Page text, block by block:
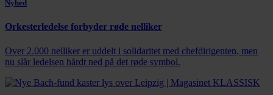
Nyhed
Orkesterledelse forbyder røde nelliker
Over 2.000 nelliker er uddelt i solidaritet med chefdirigenten, men
nu slår ledelsen hårdt ned på det røde symbol.